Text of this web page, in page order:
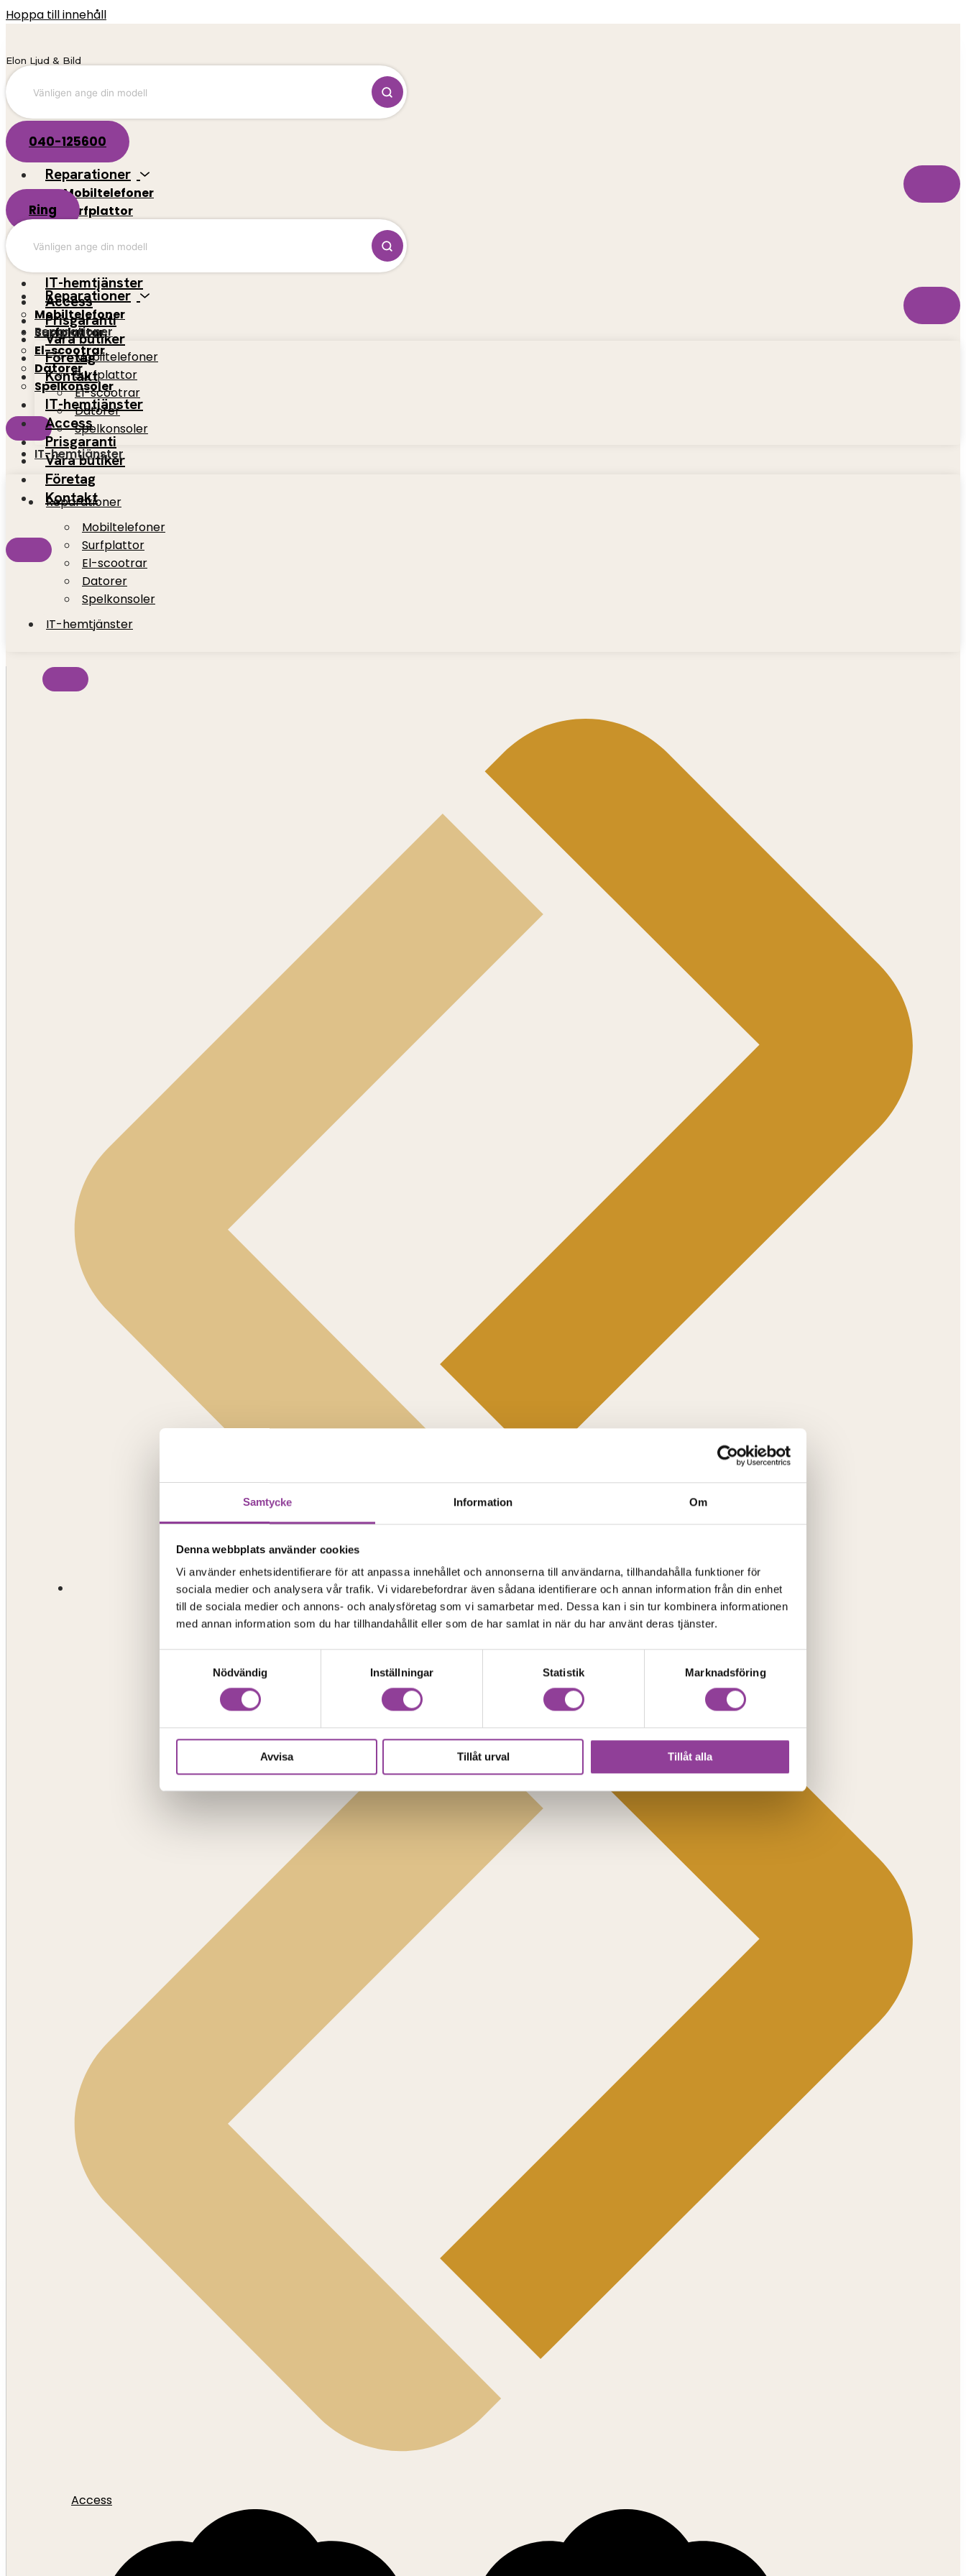
Samtycke Information Om
Denna webbplats använder cookies
Vi använder enhetsidentifierare för att anpassa innehållet och annonserna till användarna, tillhandahålla funktioner för
sociala medier och analysera vår trafik. Vi vidarebefordrar även sådana identifierare och annan information från din enhet
till de sociala medier och annons- och analysföretag som vi samarbetar med. Dessa kan i sin tur kombinera informationen
med annan information som du har tillhandahållit eller som de har samlat in när du har använt deras tjänster.
Nödvändig
Inställningar Statistik Marknadsföring
Avvisa Tillåt urval Tillåt alla
Hoppa till innehåll
Elon Ljud & Bild
040-125600
Reparationer
Mobiltelefoner
Surfplattor
Datorer
IT-hemtjänster
Access
Prisgaranti
Våra butiker
Företag
Kontakt
Ring
Reparationer
Mobiltelefoner
Surfplattor
El-scootrar
Datorer
Spelkonsoler
IT-hemtjänster
Access
Prisgaranti
Våra butiker
Företag
Kontakt
Reparationer
Mobiltelefoner
Surfplattor
El-scootrar
Datorer
Spelkonsoler
IT-hemtjänster
Reparationer
Mobiltelefoner
Surfplattor
El-scootrar
Datorer
Spelkonsoler
IT-hemtjänster
Access